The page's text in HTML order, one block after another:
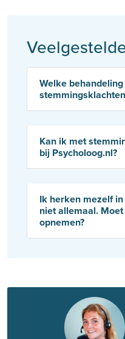
Welke
Kan ik met
bij Psycholoog.nl?
Ik herken mezelf
niet allemaal.
opnemen?